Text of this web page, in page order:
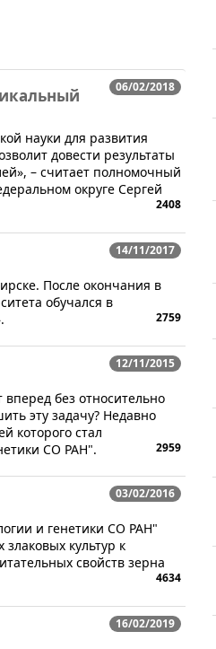
06/02/2018
науки для развития
довести результаты
– считает полномочный
округе Сергей
2408
14/11/2017
После окончания в
обучался в
2759
12/11/2015
без относительно
эту задачу? Недавно
которого стал
СО РАН".
2959
03/02/2016
и генетики СО РАН"
культур к
свойств зерна
4634
16/02/2019